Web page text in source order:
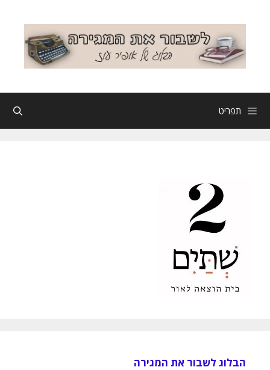
תפריט
הבלוג לשבור את המגירה